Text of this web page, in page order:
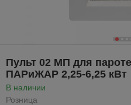
Пульт 02 МП для
ПАРиЖАР 2,25-6,25 кВт
В наличии
Розница